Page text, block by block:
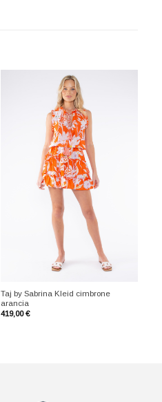
Taj by Sabrina Kleid cimbrone
arancia
419,00€